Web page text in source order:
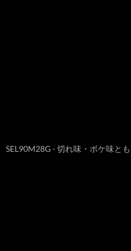
SEL90M28G - 切れ味・ボケ味と